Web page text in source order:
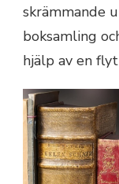
skrämmande
boksamling
hjälp av en